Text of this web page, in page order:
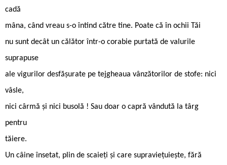
cadă
mâna, când vreau s-o întind către tine. Poate că în ochii Tăi
nu sunt decât un călător într-o corabie purtată de valurile
suprapuse
ale vigurilor desfăşurate pe tejgheaua vânzătorilor de stofe: nici
vâsle,
nici cârmă și nici busolă ! Sau doar o capră vândută la târg
pentru
tăiere.
Un câine însetat, plin de scaieți și care supraviețuiește, fără